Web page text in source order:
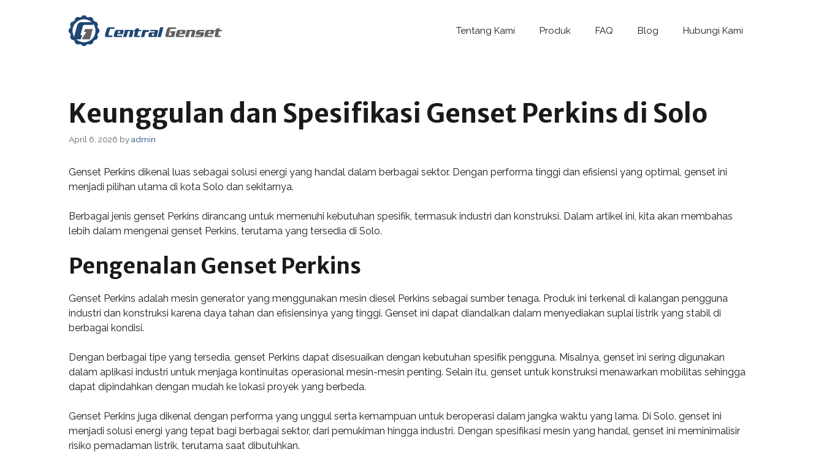
Tentang Kami Produk FAQ Blog Hubungi Kami
Keunggulan dan Spesifikasi Genset Perkins di Solo
April 6, 2026 byadmin
Genset Perkins dikenal luas sebagai solusi energi yang handal dalam berbagai sektor. Dengan performa tinggi dan efisiensi yang optimal, genset ini
menjadi pilihan utama di kota Solo dan sekitarnya.
Berbagai jenis genset Perkins dirancang untuk memenuhi kebutuhan spesifik, termasuk industri dan konstruksi. Dalam artikel ini, kita akan membahas
lebih dalam mengenai genset Perkins, terutama yang tersedia di Solo.
Pengenalan Genset Perkins
Genset Perkins adalah mesin generator yang menggunakan mesin diesel Perkins sebagai sumber tenaga. Produk ini terkenal di kalangan pengguna
industri dan konstruksi karena daya tahan dan efisiensinya yang tinggi. Genset ini dapat diandalkan dalam menyediakan suplai listrik yang stabil di
berbagai kondisi.
Dengan berbagai tipe yang tersedia, genset Perkins dapat disesuaikan dengan kebutuhan spesifik pengguna. Misalnya, genset ini sering digunakan
dalam aplikasi industri untuk menjaga kontinuitas operasional mesin-mesin penting. Selain itu, genset untuk konstruksi menawarkan mobilitas sehingga
dapat dipindahkan dengan mudah ke lokasi proyek yang berbeda.
Genset Perkins juga dikenal dengan performa yang unggul serta kemampuan untuk beroperasi dalam jangka waktu yang lama. Di Solo, genset ini
menjadi solusi energi yang tepat bagi berbagai sektor, dari pemukiman hingga industri. Dengan spesifikasi mesin yang handal, genset ini meminimalisir
risiko pemadaman listrik, terutama saat dibutuhkan.